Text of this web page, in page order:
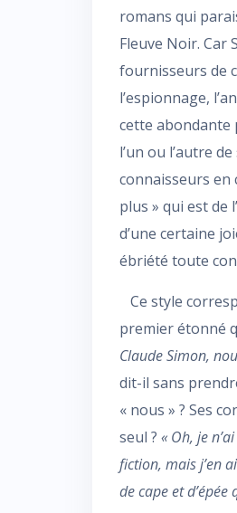
romans qui
Fleuve Noir. Car
fournisseurs de
l’espionnage,
cette abondante
l’un ou l’autre
connaisseurs en
plus » qui est de
d’une certaine
ébriété toute
Ce style
premier étonné
Claude Simon,
dit-il sans
« nous » ? Ses
seul ? « Oh, je
fiction, mais j’en
de cape et